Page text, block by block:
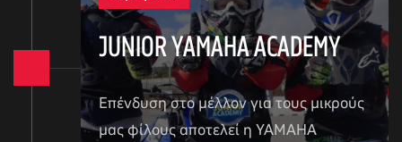
JUNIOR YAMAHA ACADEMY
Επένδυση στο μέλλον για τους μικρούς
μας φίλους αποτελεί η YAMAHA